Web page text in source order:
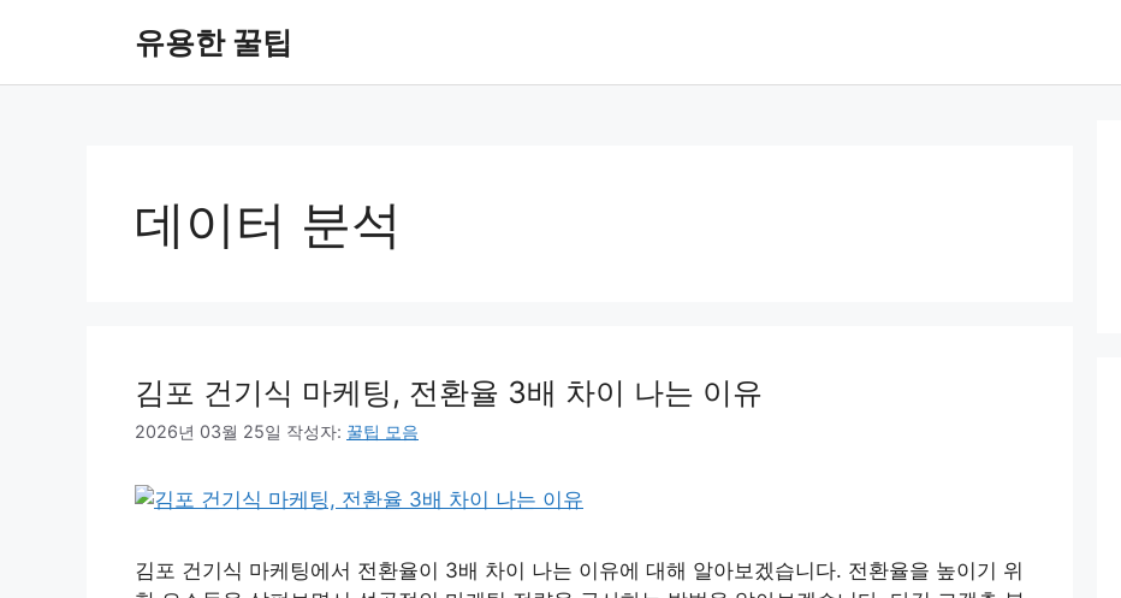
유용한 꿀팁
데이터 분석
김포 건기식 마케팅, 전환율 3배 차이 나는 이유
2026년 03월 25일 작성자: 꿀팁 모음
김포 건기식 마케팅에서 전환율이 3배 차이 나는 이유에 대해 알아보겠습니다. 전환율을 높이기 위